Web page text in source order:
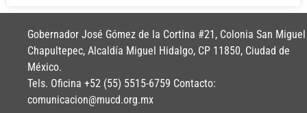
Gobernador José Gómez de la Cortina #21, Colonia San Miguel
Chapultepec, Alcaldía Miguel Hidalgo, CP 11850, Ciudad de
México.
Tels. Oficina +52 (55) 5515-6759 Contacto:
comunicacion@mucd.org.mx